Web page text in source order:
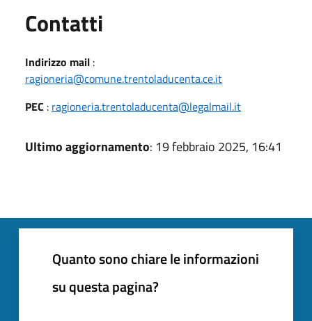
Contatti
Indirizzo mail :
ragioneria@comune.trentoladucenta.ce.it
PEC : ragioneria.trentoladucenta@legalmail.it
Ultimo aggiornamento: 19 febbraio 2025, 16:41
Quanto sono chiare le informazioni
su questa pagina?